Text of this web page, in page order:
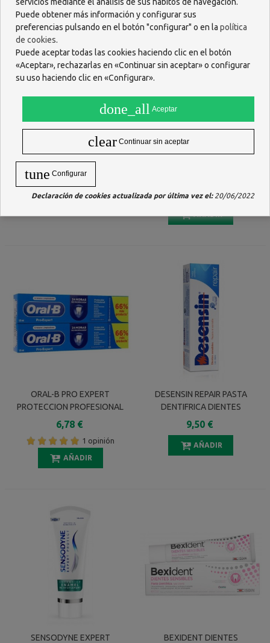
PROTECCION PASTA DENTAL
125 ML
3,49 €
AÑADIR
1 opinión
AÑADIR
ORAL-B PRO EXPERT
PROTECCION PROFESIONAL
PASTA 2 X 125 ML
6,78 €
1 opinión
AÑADIR
DESENSIN REPAIR PASTA
DENTIFRICA DIENTES
SENSIBLES 125 ML
9,50 €
AÑADIR
SENSODYNE EXPERT
BEXIDENT DIENTES
Puede obtener más información y configurar sus
preferencias pulsando en el botón "configurar" o en la política
de cookies.
Puede aceptar todas las cookies haciendo clic en el botón
«Aceptar», rechazarlas en «Continuar sin aceptar» o configurar
su uso haciendo clic en «Configurar».
done_all Aceptar
clear Continuar sin aceptar
tune Configurar
Declaración de cookies actualizada por última vez el:20/06/2022